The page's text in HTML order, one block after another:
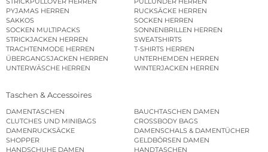
PYJAMAS HERREN
RUCKSÄCKE HERREN
SAKKOS
SOCKEN HERREN
SOCKEN MULTIPACKS
SONNENBRILLEN HERREN
STRICKJACKEN HERREN
SWEATSHIRTS
TRACHTENMODE HERREN
T-SHIRTS HERREN
ÜBERGANGSJACKEN HERREN
UNTERHEMDEN HERREN
UNTERWÄSCHE HERREN
WINTERJACKEN HERREN
Taschen & Accessoires
DAMENTASCHEN
BAUCHTASCHEN DAMEN
CLUTCHES UND MINIBAGS
CROSSBODY BAGS
DAMENRUCKSÄCKE
DAMENSCHALS & DAMENTÜCHER
SHOPPER
GELDBÖRSEN DAMEN
HANDSCHUHE DAMEN
HANDTASCHEN